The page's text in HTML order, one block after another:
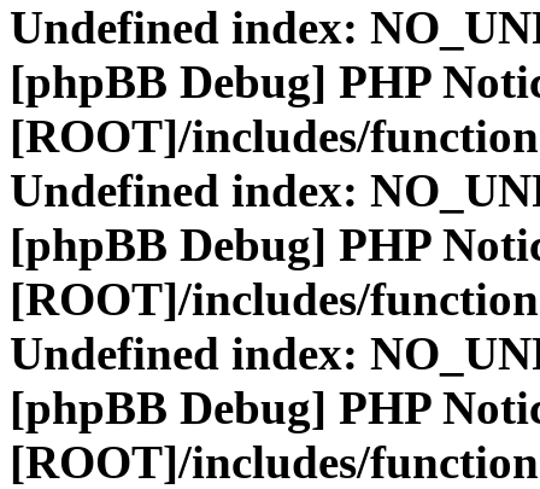
Undefined index:
[phpBB Debug] PHP
[ROOT]/includes/
Undefined index:
[phpBB Debug] PHP
[ROOT]/includes/
Undefined index:
[phpBB Debug] PHP
[ROOT]/includes/